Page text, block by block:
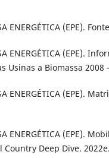
ENERGÉTICA (EPE).
ENERGÉTICA (EPE).
Usinas a Biomassa 2008
ENERGÉTICA (EPE).
ENERGÉTICA (EPE).
Deep Dive. 2022e.